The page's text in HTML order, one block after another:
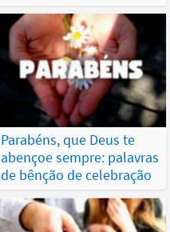
Parabéns, que Deus te
abençoe sempre: palavras
de bênção de celebração